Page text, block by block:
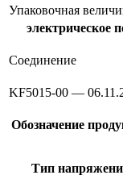
Упаковочная
электрическое
Соединение
KF5015-00 —
Обозначение
Тип